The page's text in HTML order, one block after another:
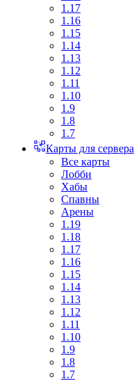
1.17
1.16
1.15
1.14
1.13
1.12
1.11
1.10
1.9
1.8
1.7
Карты для сервера
Все карты
Лобби
Хабы
Спавны
Арены
1.19
1.18
1.17
1.16
1.15
1.14
1.13
1.12
1.11
1.10
1.9
1.8
1.7